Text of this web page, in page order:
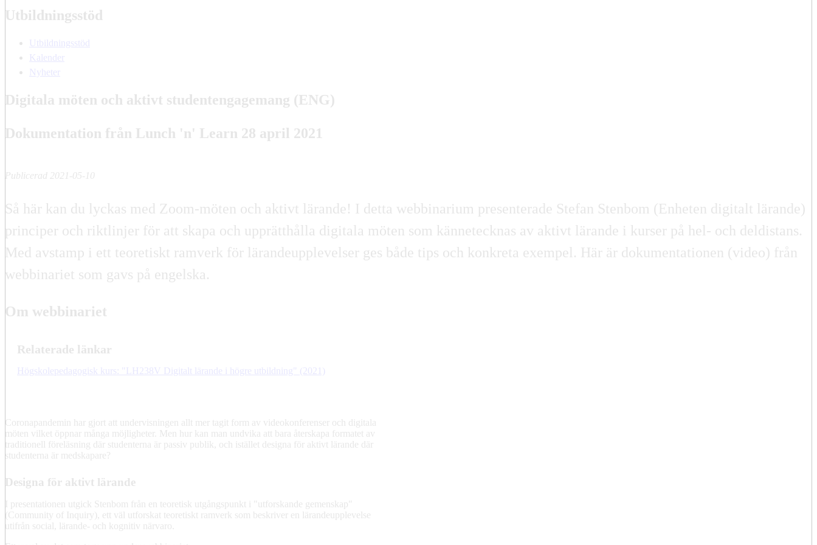
Utbildningsstöd
Utbildningsstöd
Kalender
Nyheter
Digitala möten och aktivt studentengagemang (ENG)
Dokumentation från Lunch 'n' Learn 28 april 2021
Publicerad 2021-05-10
Så här kan du lyckas med Zoom-möten och aktivt lärande! I detta webbinarium presenterade Stefan Stenbom (Enheten digitalt lärande)
principer och riktlinjer för att skapa och upprätthålla digitala möten som kännetecknas av aktivt lärande i kurser på hel- och deldistans.
Med avstamp i ett teoretiskt ramverk för lärandeupplevelser ges både tips och konkreta exempel. Här är dokumentationen (video) från
webbinariet som gavs på engelska.
Om webbinariet
Relaterade länkar
Högskolepedagogisk kurs: "LH238V Digitalt lärande i högre utbildning" (2021)
Coronapandemin har gjort att undervisningen allt mer tagit form av videokonferenser och digitala
möten vilket öppnar många möjligheter. Men hur kan man undvika att bara återskapa formatet av
traditionell föreläsning där studenterna är passiv publik, och istället designa för aktivt lärande där
studenterna är medskapare?
Designa för aktivt lärande
I presentationen utgick Stenbom från en teoretisk utgångspunkt i "utforskande gemenskap"
(Community of Inquiry), ett väl utforskat teoretiskt ramverk som beskriver en lärandeupplevelse
utifrån social, lärande- och kognitiv närvaro.